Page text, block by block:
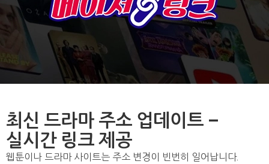
최신 드라마 주소 업데이트 –
실시간 링크 제공
웹툰이나 드라마 사이트는 주소 변경이 빈번히 일어납니다.